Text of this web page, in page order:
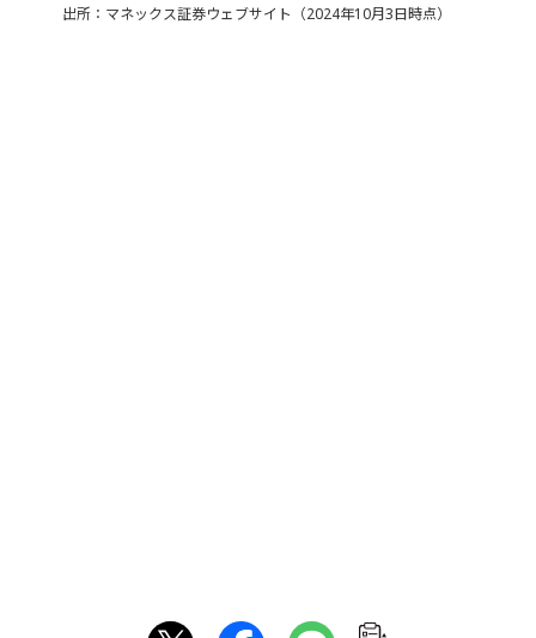
出所：マネックス証券ウェブサイト（2024年10月3日時点）